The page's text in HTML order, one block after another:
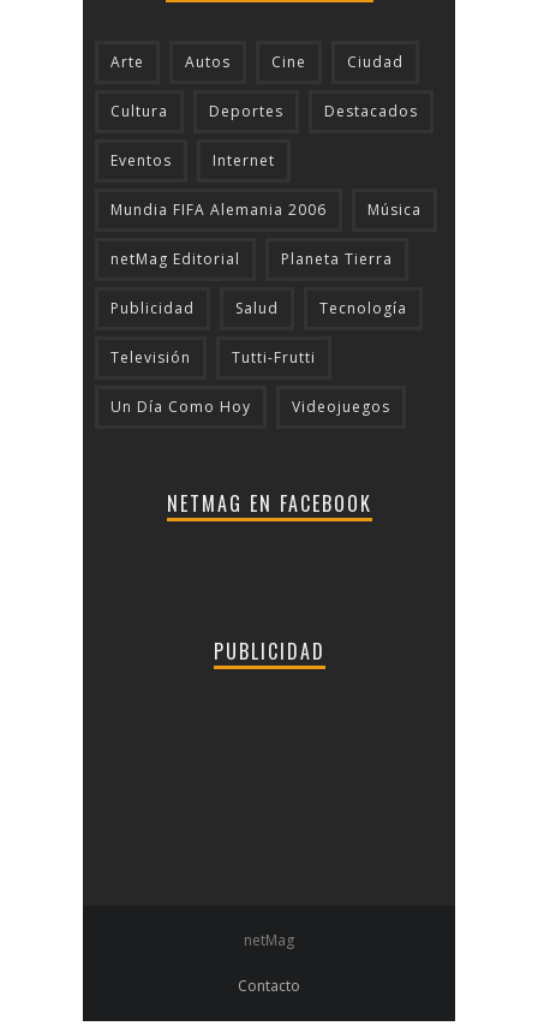
Arte Autos Cine Ciudad
Cultura Deportes Destacados
Eventos Internet
Mundia FIFA Alemania 2006 Música
netMag Editorial Planeta Tierra
Publicidad Salud Tecnologí­a
Televisión Tutti-Frutti
Un Día Como Hoy Videojuegos
NETMAG EN FACEBOOK
PUBLICIDAD
netMag
Contacto